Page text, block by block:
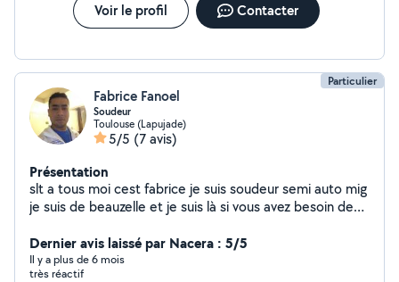
Voir le profil Contacter
Particulier
Fabrice Fanoel
Soudeur
Toulouse (Lapujade)
5/5 (7 avis)
Présentation
slt a tous moi cest fabrice je suis soudeur semi auto mig
je suis de beauzelle et je suis là si vous avez besoin de
Dernier avis laissé par Nacera : 5/5
Il y a plus de 6 mois
très réactif